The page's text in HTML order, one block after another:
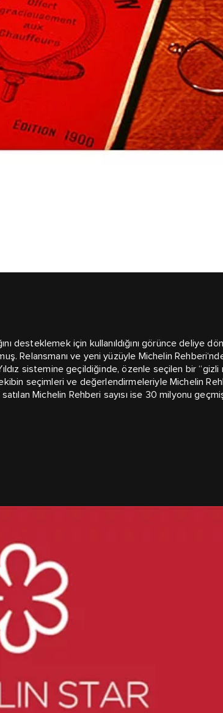
desteklemek için kullanıldığını görünce deliye
Relansmanı ve yeni yüzüyle Michelin
sistemine geçildiğinde, özenle seçilen bir
seçimleri ve değerlendirmeleriyle Michelin
Michelin Rehberi sayısı ise 30 milyonu